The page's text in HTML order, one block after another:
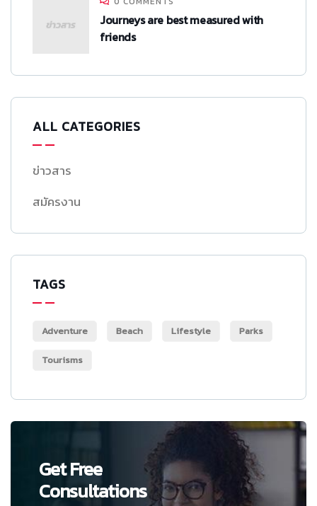
Journeys are best measured with
friends
ALL CATEGORIES
ข่าวสาร
สมัครงาน
TAGS
Adventure Beach Lifestyle Parks
Tourisms
Get Free
Consultations